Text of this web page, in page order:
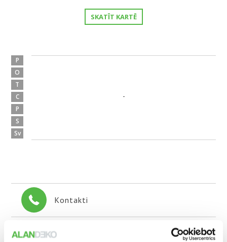
SKATĪT KARTĒ
P
O
T
C
P
S
Sv
-
Kontakti
+371 679 783 73